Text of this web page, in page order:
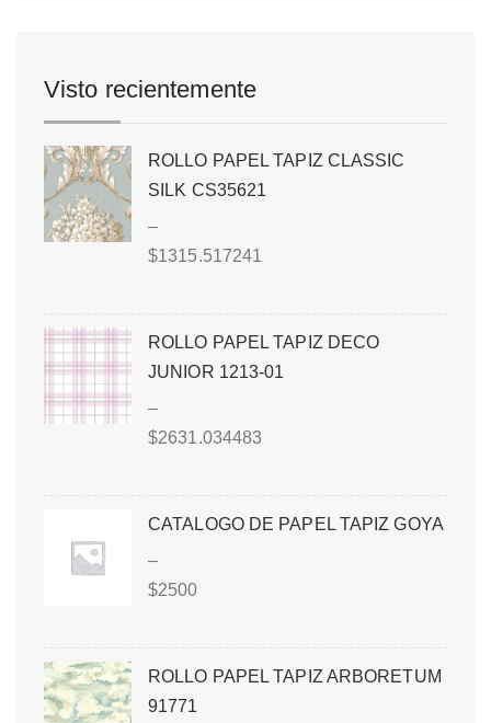
Visto recientemente
ROLLO PAPEL TAPIZ CLASSIC
SILK CS35621
–
$1315.517241
ROLLO PAPEL TAPIZ DECO
JUNIOR 1213-01
–
$2631.034483
CATALOGO DE PAPEL TAPIZ GOYA
–
$2500
ROLLO PAPEL TAPIZ ARBORETUM
91771